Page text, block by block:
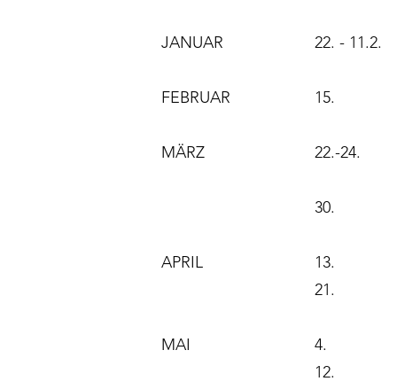
JANUAR
FEBRUAR
MÄRZ
APRIL
MAI
22. - 11.2.
15.
22.-24.
30.
13.
21.
4.
12.